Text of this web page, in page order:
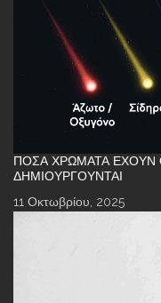
ΠΌΣΑ ΧΡΏΜΑΤΑ ΈΧΟΥΝ
ΔΗΜΙΟΥΡΓΟΎΝΤΑΙ
11 Οκτωβρίου, 2025